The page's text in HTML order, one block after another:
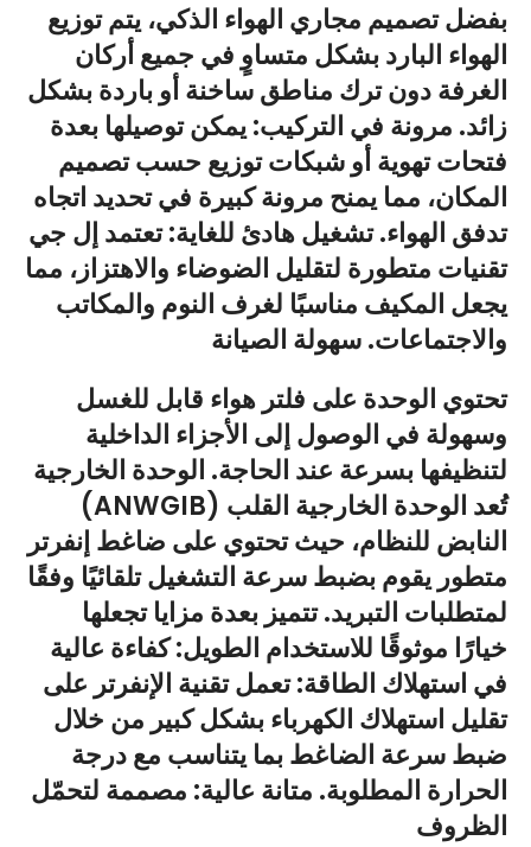
بفضل تصميم مجاري الهواء الذكي، يتم توزيع
الهواء البارد بشكل متساوٍ في جميع أركان
الغرفة دون ترك مناطق ساخنة أو باردة بشكل
زائد. مرونة في التركيب: يمكن توصيلها بعدة
فتحات تهوية أو شبكات توزيع حسب تصميم
المكان، مما يمنح مرونة كبيرة في تحديد اتجاه
تدفق الهواء. تشغيل هادئ للغاية: تعتمد إل جي
تقنيات متطورة لتقليل الضوضاء والاهتزاز، مما
يجعل المكيف مناسبًا لغرف النوم والمكاتب
والاجتماعات. سهولة الصيانة
تحتوي الوحدة على فلتر هواء قابل للغسل
وسهولة في الوصول إلى الأجزاء الداخلية
لتنظيفها بسرعة عند الحاجة. الوحدة الخارجية
(ANWGIB) تُعد الوحدة الخارجية القلب
النابض للنظام، حيث تحتوي على ضاغط إنفرتر
متطور يقوم بضبط سرعة التشغيل تلقائيًا وفقًا
لمتطلبات التبريد. تتميز بعدة مزايا تجعلها
خيارًا موثوقًا للاستخدام الطويل: كفاءة عالية
في استهلاك الطاقة: تعمل تقنية الإنفرتر على
تقليل استهلاك الكهرباء بشكل كبير من خلال
ضبط سرعة الضاغط بما يتناسب مع درجة
الحرارة المطلوبة. متانة عالية: مصممة لتحمّل
الظروف